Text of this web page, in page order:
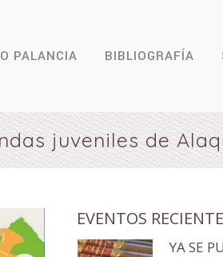
PALANCIA BIBLIOGRAFÍA
juveniles de
EVENTOS
YA SE